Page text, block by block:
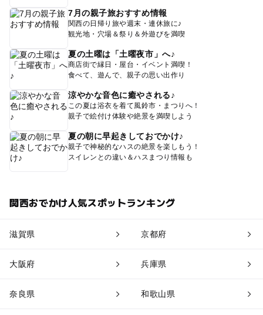
7月の親子旅おすすめ情報
関西の日帰り旅や週末・連休旅に♪
観光地・穴場＆祭り＆外遊びを満喫
夏の土曜は「土曜夜市」へ♪
商店街で縁日・屋台・イベント満喫！
食べて、遊んで、親子の思い出作り
涼やかな音色に癒やされる♪
この夏は浴衣を着て風鈴市・まつりへ！
親子で絵付け体験や絶景を満喫しよう
夏の朝に早起きしておでかけ♪
親子で神秘的なハスの絶景を楽しもう！
スイレンとの違い＆ハスまつり情報も
関西おでかけ人気スポットランキング
滋賀県 京都府
大阪府 兵庫県
奈良県 和歌山県